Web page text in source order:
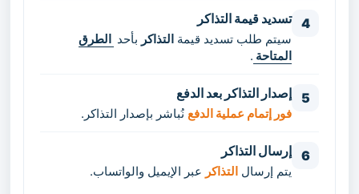
4 تسديد قيمة التذاكر
سيتم طلب تسديد قيمة التذاكر بأحد الطرق
المتاحة .
5 إصدار التذاكر بعد الدفع
فور إتمام عملية الدفع نُباشر بإصدار التذاكر.
6 إرسال التذاكر
يتم إرسال التذاكر عبر الإيميل والواتساب.